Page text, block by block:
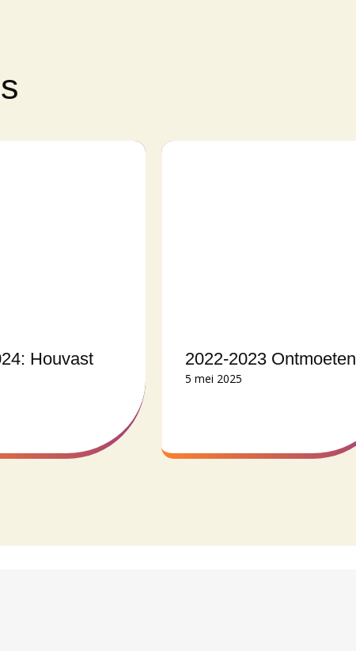
Houvast 2022-2023 Ontmoeten
5 mei 2025